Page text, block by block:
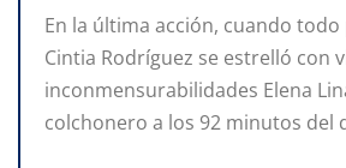
En la última acción, cuando
Cintia Rodríguez se estrelló con
inconmensurabilidades Elena
colchonero a los 92 minutos del